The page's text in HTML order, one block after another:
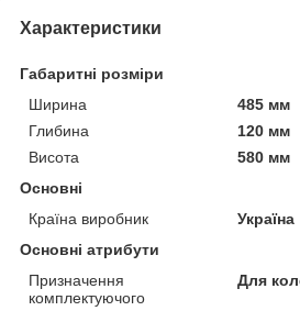
Характеристики
Габаритні розміри
Ширина
485 мм
Глибина
120 мм
Висота
580 мм
Основні
Країна виробник
Україна
Основні атрибути
Призначення
комплектуючого
Для